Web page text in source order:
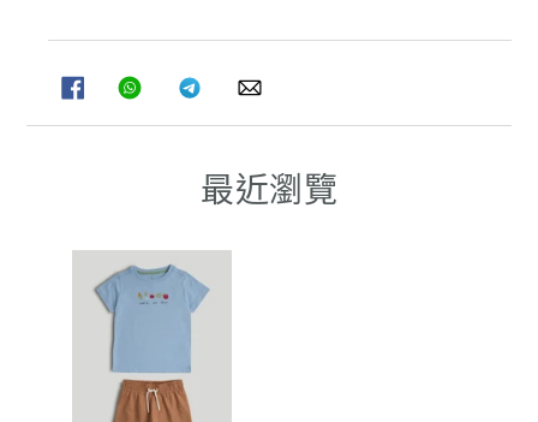
FACEBOOK
分
享
WHATSAPPTELEGRAM
分
享
WHATSAPP
最近瀏覽